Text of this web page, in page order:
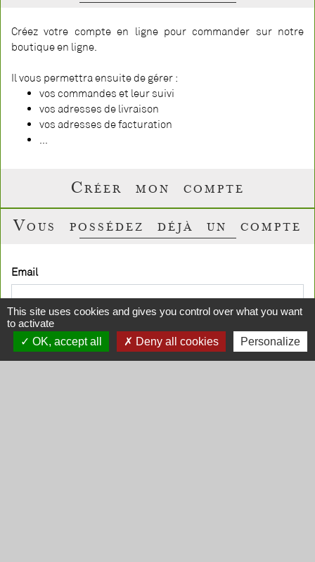
Créez votre compte en ligne pour commander sur notre
boutique en ligne.
Il vous permettra ensuite de gérer :
vos commandes et leur suivi
vos adresses de livraison
vos adresses de facturation
Créer mon compte
Vous possédez déjà un compte
Email
Mot de passe
This site uses cookies and gives you control over what you want
to activate
OK, accept all
Deny all cookies Personalize